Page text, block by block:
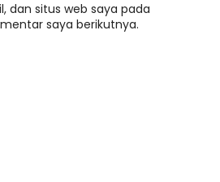
dan situs web saya pada
saya berikutnya.